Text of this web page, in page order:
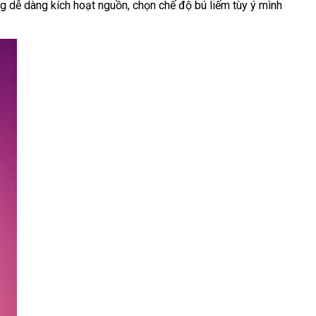
dễ dàng kích hoạt nguồntự
, chọn chế độ bú liếm tùy ý mình